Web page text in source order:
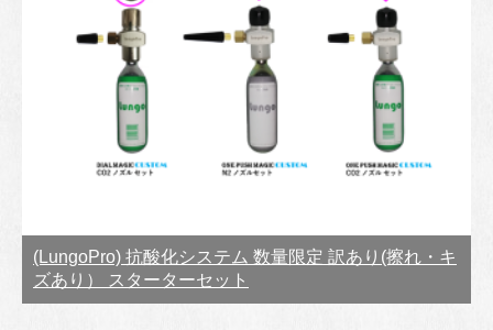
(LungoPro) 抗酸化システム 数量限定 訳あり(擦れ・キ
ズあり） スターターセット